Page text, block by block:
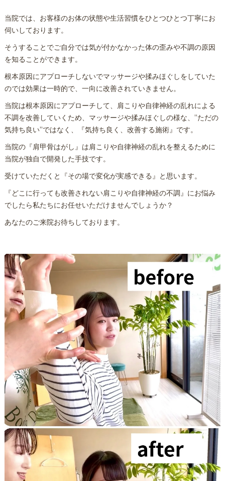
当院では、お客様のお体の状態や生活習慣をひとつひとつ丁寧にお
伺いしております。
そうすることでご自分では気が付かなかった体の歪みや不調の原因
を知ることができます。
根本原因にアプローチしないでマッサージや揉みほぐしをしていた
のでは効果は一時的で、一向に改善されていきません。
当院は根本原因にアプローチして、肩こりや自律神経の乱れによる
不調を改善していくため、マッサージや揉みほぐしの様な、”ただの
気持ち良い”ではなく、『気持ち良く、改善する施術』です。
当院の『肩甲骨はがし』は肩こりや自律神経の乱れを整えるために
当院が独自で開発した手技です。
受けていただくと『その場で変化が実感できる』と思います。
『どこに行っても改善されない肩こりや自律神経の不調』にお悩み
でしたら私たちにお任せいただけませんでしょうか？
あなたのご来院お待ちしております。